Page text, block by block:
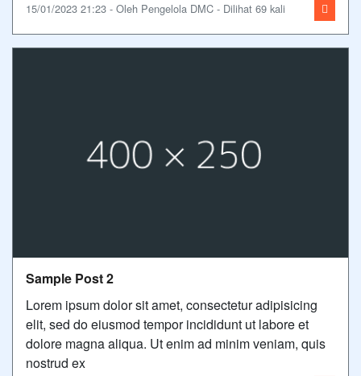
15/01/2023 21:23 - Oleh Pengelola DMC - Dilihat 69 kali
Sample Post 2
Lorem ipsum dolor sit amet, consectetur adipisicing
elit, sed do eiusmod tempor incididunt ut labore et
dolore magna aliqua. Ut enim ad minim veniam, quis
nostrud ex